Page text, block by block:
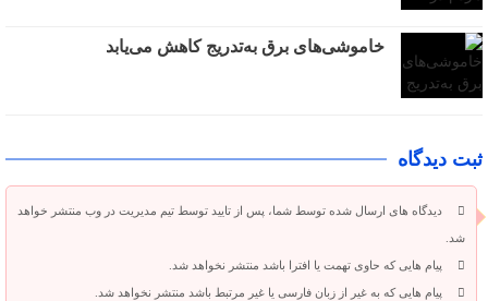
خاموشی‌های برق به‌تدریج کاهش می‌یابد
ثبت دیدگاه
دیدگاه های ارسال شده توسط شما، پس از تایید توسط تیم مدیریت در وب منتشر خواهد
شد.
پیام هایی که حاوی تهمت یا افترا باشد منتشر نخواهد شد.
پیام هایی که به غیر از زبان فارسی یا غیر مرتبط باشد منتشر نخواهد شد.